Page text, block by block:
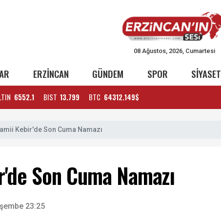
08 Ağustos, 2026, Cumartesi
ERZİNCAN GÜNDEM SPOR SİYASET
6552.1 BIST 13.799 BTC 64312.149$
Kebir'de Son Cuma Namazı
Son Cuma Namazı
23:25